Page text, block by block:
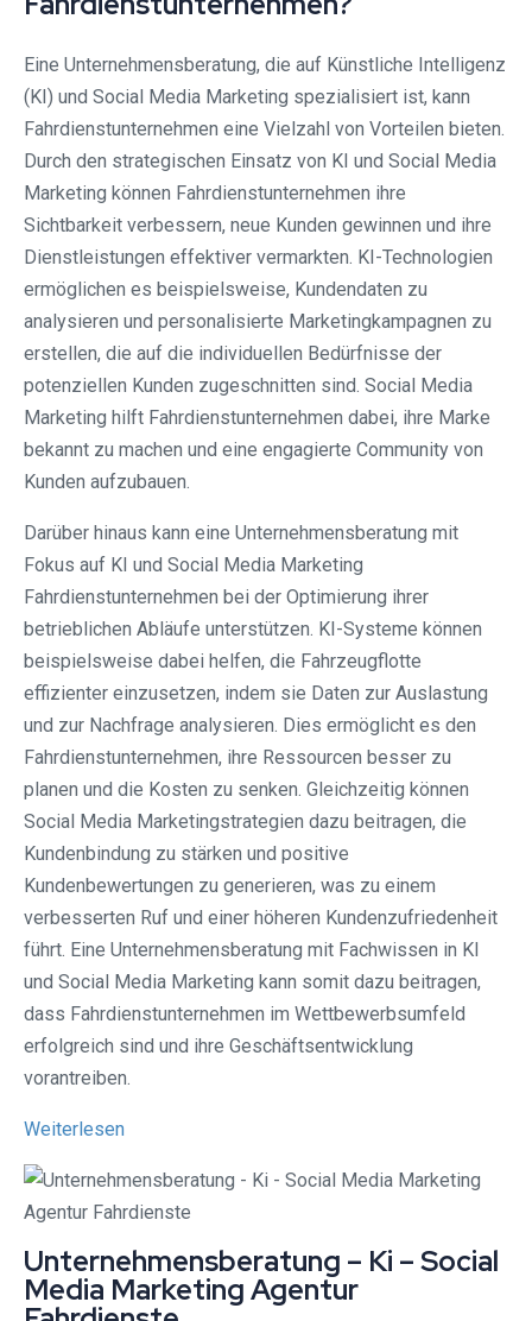
Eine Unternehmensberatung, die auf Künstliche Intelligenz
(KI) und Social Media Marketing spezialisiert ist, kann
Fahrdienstunternehmen eine Vielzahl von Vorteilen bieten.
Durch den strategischen Einsatz von KI und Social Media
Marketing können Fahrdienstunternehmen ihre
Sichtbarkeit verbessern, neue Kunden gewinnen und ihre
Dienstleistungen effektiver vermarkten. KI-Technologien
ermöglichen es beispielsweise, Kundendaten zu
analysieren und personalisierte Marketingkampagnen zu
erstellen, die auf die individuellen Bedürfnisse der
potenziellen Kunden zugeschnitten sind. Social Media
Marketing hilft Fahrdienstunternehmen dabei, ihre Marke
bekannt zu machen und eine engagierte Community von
Kunden aufzubauen.
Darüber hinaus kann eine Unternehmensberatung mit
Fokus auf KI und Social Media Marketing
Fahrdienstunternehmen bei der Optimierung ihrer
betrieblichen Abläufe unterstützen. KI-Systeme können
beispielsweise dabei helfen, die Fahrzeugflotte
effizienter einzusetzen, indem sie Daten zur Auslastung
und zur Nachfrage analysieren. Dies ermöglicht es den
Fahrdienstunternehmen, ihre Ressourcen besser zu
planen und die Kosten zu senken. Gleichzeitig können
Social Media Marketingstrategien dazu beitragen, die
Kundenbindung zu stärken und positive
Kundenbewertungen zu generieren, was zu einem
verbesserten Ruf und einer höheren Kundenzufriedenheit
führt. Eine Unternehmensberatung mit Fachwissen in KI
und Social Media Marketing kann somit dazu beitragen,
dass Fahrdienstunternehmen im Wettbewerbsumfeld
erfolgreich sind und ihre Geschäftsentwicklung
vorantreiben.
Weiterlesen
Unternehmensberatung – Ki – Social
Media Marketing Agentur